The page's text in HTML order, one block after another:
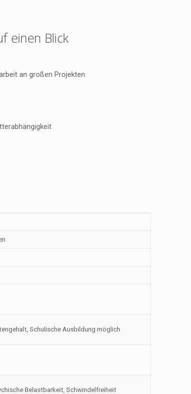
einen Blick
an großen Projekten
Schulische Ausbildung möglich
Belastbarkeit, Schwindelfreiheit